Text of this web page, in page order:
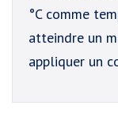
°C comme
atteindre un
appliquer un